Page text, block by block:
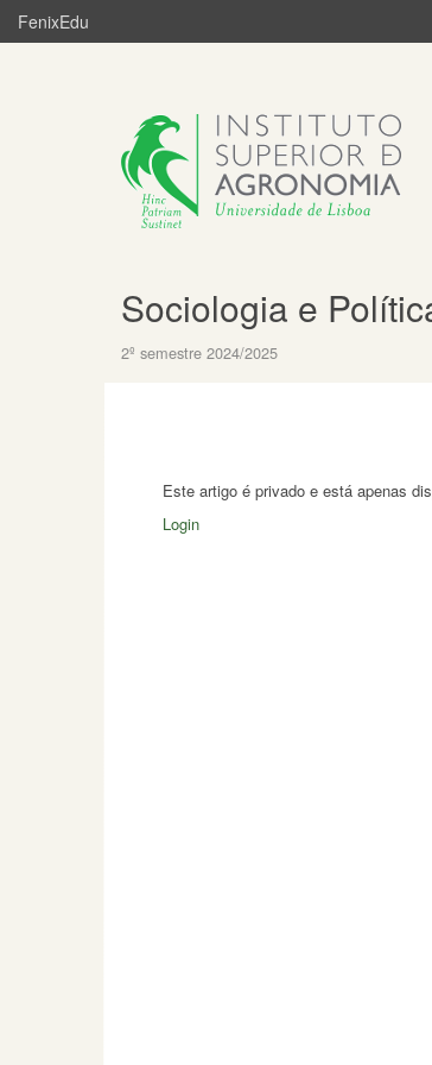
FenixEdu
Sociologia e
2º semestre 2024/2025
Este artigo é privado e está apenas
Login